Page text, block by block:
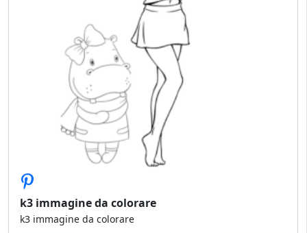
k3 immagine da colorare
k3 immagine da colorare